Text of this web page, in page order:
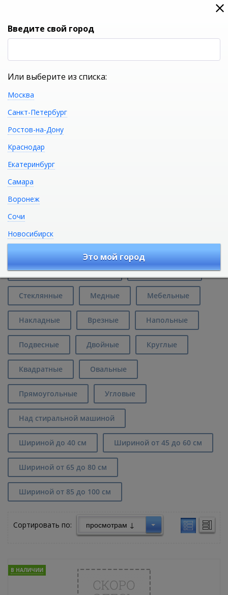
0
Умывальники и раковины
Из искусственного камня Керамические
Стеклянные Медные Мебельные
Накладные Врезные Напольные
Подвесные Двойные Круглые
Квадратные Овальные
Прямоугольные Угловые
Над стиральной машиной
Шириной до 40 см Шириной от 45 до 60 см
Шириной от 65 до 80 см
Шириной от 85 до 100 см
Сортировать по:
В НАЛИЧИИ
Введите свой город
Или выберите из списка:
Москва
Санкт-Петербург
Ростов-на-Дону
Краснодар
Екатеринбург
Самара
Воронеж
Сочи
Новосибирск
Это мой город